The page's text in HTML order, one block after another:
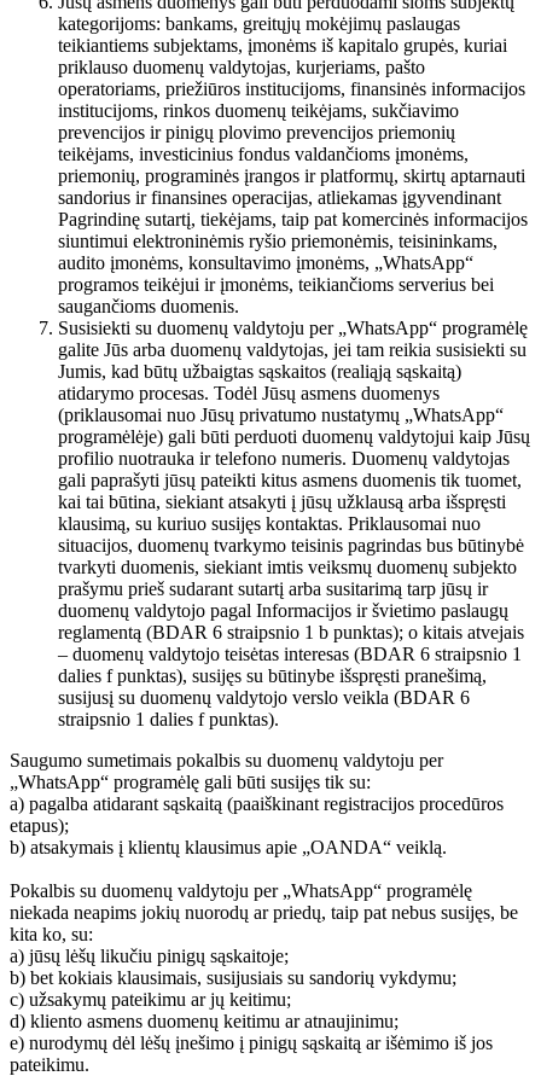
kategorijoms: bankams, greitųjų mokėjimų paslaugas
teikiantiems subjektams, įmonėms iš kapitalo grupės, kuriai
priklauso duomenų valdytojas, kurjeriams, pašto
operatoriams, priežiūros institucijoms, finansinės informacijos
institucijoms, rinkos duomenų teikėjams, sukčiavimo
prevencijos ir pinigų plovimo prevencijos priemonių
teikėjams, investicinius fondus valdančioms įmonėms,
priemonių, programinės įrangos ir platformų, skirtų aptarnauti
sandorius ir finansines operacijas, atliekamas įgyvendinant
Pagrindinę sutartį, tiekėjams, taip pat komercinės informacijos
siuntimui elektroninėmis ryšio priemonėmis, teisininkams,
audito įmonėms, konsultavimo įmonėms, „WhatsApp“
programos teikėjui ir įmonėms, teikiančioms serverius bei
saugančioms duomenis.
Susisiekti su duomenų valdytoju per „WhatsApp“ programėlę
galite Jūs arba duomenų valdytojas, jei tam reikia susisiekti su
Jumis, kad būtų užbaigtas sąskaitos (realiąją sąskaitą)
atidarymo procesas. Todėl Jūsų asmens duomenys
(priklausomai nuo Jūsų privatumo nustatymų „WhatsApp“
programėlėje) gali būti perduoti duomenų valdytojui kaip Jūsų
profilio nuotrauka ir telefono numeris. Duomenų valdytojas
gali paprašyti jūsų pateikti kitus asmens duomenis tik tuomet,
kai tai būtina, siekiant atsakyti į jūsų užklausą arba išspręsti
klausimą, su kuriuo susijęs kontaktas. Priklausomai nuo
situacijos, duomenų tvarkymo teisinis pagrindas bus būtinybė
tvarkyti duomenis, siekiant imtis veiksmų duomenų subjekto
prašymu prieš sudarant sutartį arba susitarimą tarp jūsų ir
duomenų valdytojo pagal Informacijos ir švietimo paslaugų
reglamentą (BDAR 6 straipsnio 1 b punktas); o kitais atvejais
– duomenų valdytojo teisėtas interesas (BDAR 6 straipsnio 1
dalies f punktas), susijęs su būtinybe išspręsti pranešimą,
susijusį su duomenų valdytojo verslo veikla (BDAR 6
straipsnio 1 dalies f punktas).
Saugumo sumetimais pokalbis su duomenų valdytoju per
„WhatsApp“ programėlę gali būti susijęs tik su:
a) pagalba atidarant sąskaitą (paaiškinant registracijos procedūros
etapus);
b) atsakymais į klientų klausimus apie „OANDA“ veiklą.
Pokalbis su duomenų valdytoju per „WhatsApp“ programėlę
niekada neapims jokių nuorodų ar priedų, taip pat nebus susijęs, be
kita ko, su:
a) jūsų lėšų likučiu pinigų sąskaitoje;
b) bet kokiais klausimais, susijusiais su sandorių vykdymu;
c) užsakymų pateikimu ar jų keitimu;
d) kliento asmens duomenų keitimu ar atnaujinimu;
e) nurodymų dėl lėšų įnešimo į pinigų sąskaitą ar išėmimo iš jos
pateikimu.